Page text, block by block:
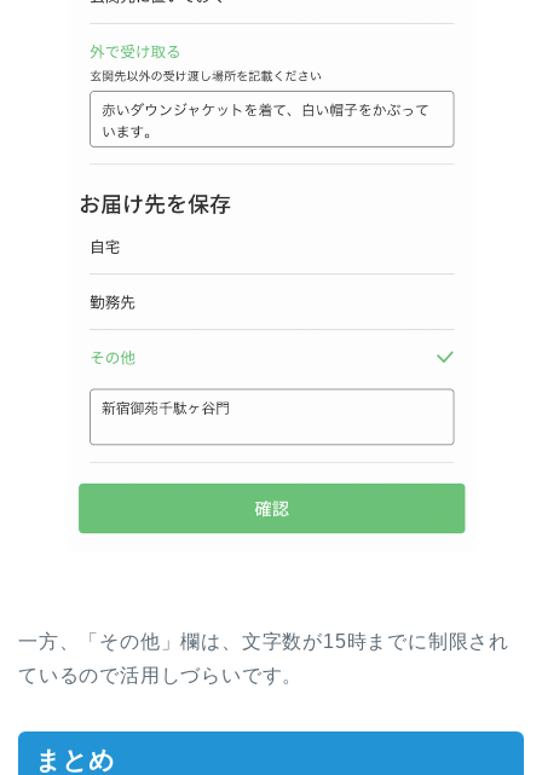
一方、「その他」欄は、文字数が15時までに制限され
ているので活用しづらいです。
まとめ